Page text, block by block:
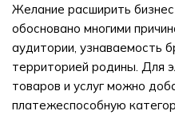
Желание расширить
обосновано многими
аудитории, узнаваемость
территорией родины. Для
товаров и услуг можно
платежеспособную